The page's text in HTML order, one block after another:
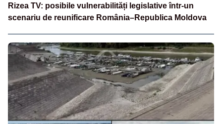
Rizea TV: posibile vulnerabilități legislative într-un
scenariu de reunificare România–Republica Moldova